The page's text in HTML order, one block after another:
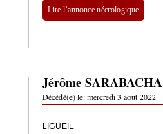
Lire l’annonce nécrologique
Jérôme SARABACHA
Décédé(e) le:mercredi 3 août 2022
LIGUEIL